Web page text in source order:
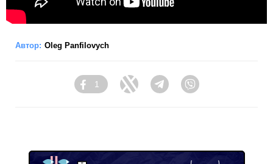
Автор: Oleg Panfilovych
Facebook
1
Twitter Telegram